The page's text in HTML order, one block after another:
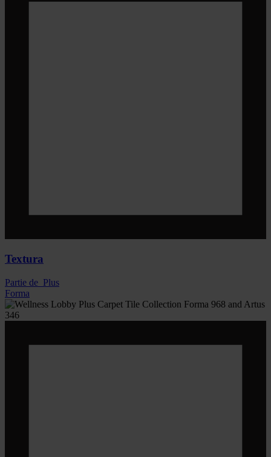
Textura
Partie de Plus
Forma